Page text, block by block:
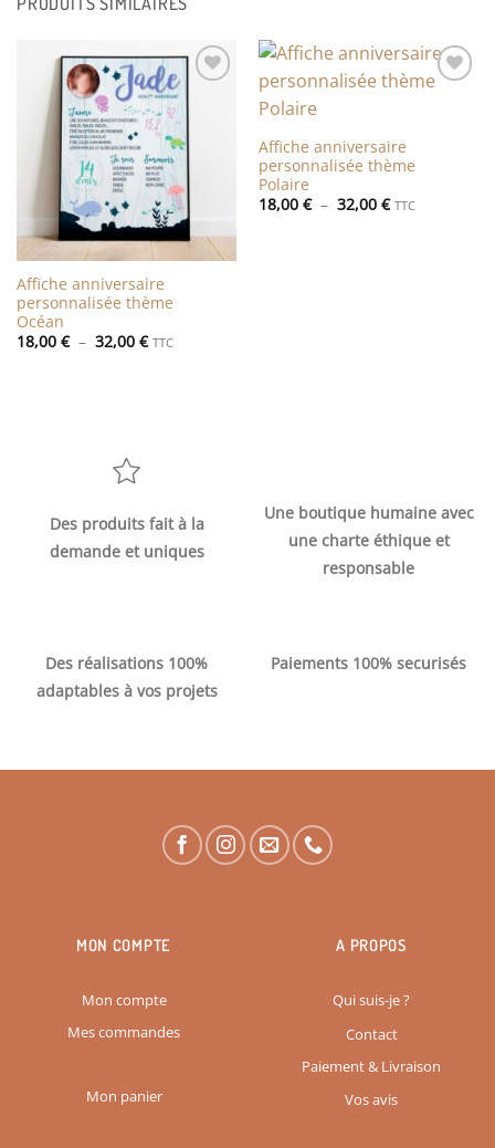
Ajouter
à la liste
souhaits
Affiche anniversaire
personnalisée thème
Océan
18,00 € – 32,00 €Plage
TTC
Affiche anniversaire
personnalisée thème
Polaire
18,00 € – 32,00 €Plage
de
TTC
Des produits fait à la
demande et uniques
Une boutique humaine avec
une charte éthique et
responsable
Des réalisations 100%
adaptables à vos projets
Paiements 100% securisés
MON COMPTE
Mon compte
Mes commandes
Mon panier
A PROPOS
Qui suis-je ?
Contact
Paiement & Livraison
Vos avis